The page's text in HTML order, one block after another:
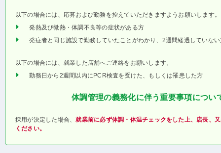
以下の場合には、応募および勤務を控えていただきますようお願いします。
発熱及び微熱・体調不良等の症状がある方
発症者と同じ施設で勤務していたことがわかり、2週間経過していな
以下の場合には、就業した店舗へご連絡をお願いします。
勤務日から2週間以内にPCR検査を受けた、もしくは罹患した方
体調管理の義務化に伴う重要事項につい
採用が決定した場合、就業前に必ず体調・体温チェックをした上、店長、
ください。